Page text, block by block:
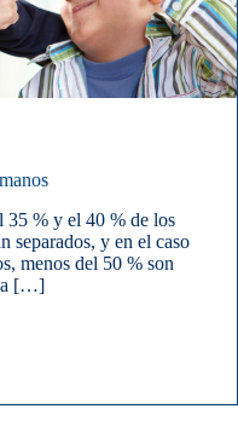
35 % y el 40 % de los
separados, y en el caso
menos del 50 % son
a […]